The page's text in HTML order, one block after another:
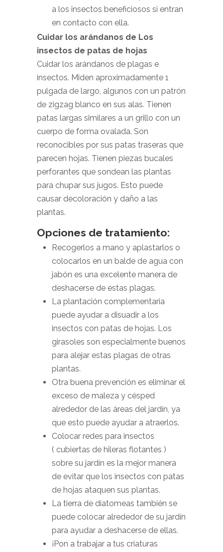
a los insectos beneficiosos si entran
en contacto con ella.
Cuidar los arándanos de Los
insectos de patas de hojas
Cuidar los arándanos de plagas e
insectos. Miden aproximadamente 1
pulgada de largo, algunos con un patrón
de zigzag blanco en sus alas. Tienen
patas largas similares a un grillo con un
cuerpo de forma ovalada. Son
reconocibles por sus patas traseras que
parecen hojas. Tienen piezas bucales
perforantes que sondean las plantas
para chupar sus jugos. Esto puede
causar decoloración y daño a las
plantas.
Opciones de tratamiento:
Recogerlos a mano y aplastarlos o
colocarlos en un balde de agua con
jabón es una excelente manera de
deshacerse de estas plagas.
La plantación complementaria
puede ayudar a disuadir a los
insectos con patas de hojas. Los
girasoles son especialmente buenos
para alejar estas plagas de otras
plantas.
Otra buena prevención es eliminar el
exceso de maleza y césped
alrededor de las áreas del jardín, ya
que esto puede ayudar a atraerlos.
Colocar redes para insectos
( cubiertas de hileras flotantes )
sobre su jardín es la mejor manera
de evitar que los insectos con patas
de hojas ataquen sus plantas.
La tierra de diatomeas también se
puede colocar alrededor de su jardín
para ayudar a deshacerse de ellas.
¡Pon a trabajar a tus criaturas